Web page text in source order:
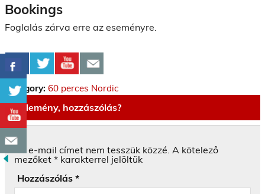
Bookings
Foglalás zárva erre az eseményre.
Category: 60 perces Nordic
Vélemény, hozzászólás?
Az e-mail címet nem tesszük közzé. A kötelező
mezőket * karakterrel jelöltük
Hozzászólás *